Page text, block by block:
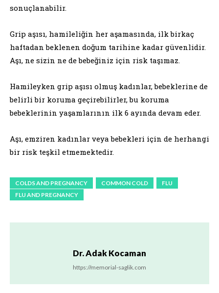
sonuçlanabilir.
Grip aşısı, hamileliğin her aşamasında, ilk birkaç
haftadan beklenen doğum tarihine kadar güvenlidir.
Aşı, ne sizin ne de bebeğiniz için risk taşımaz.
Hamileyken grip aşısı olmuş kadınlar, bebeklerine de
belirli bir koruma geçirebilirler, bu koruma
bebeklerinin yaşamlarının ilk 6 ayında devam eder.
Aşı, emziren kadınlar veya bebekleri için de herhangi
bir risk teşkil etmemektedir.
COLDS AND PREGNANCY COMMON COLD
FLU
FLU AND PREGNANCY
Dr. Adak Kocaman
https://memorial-saglik.com